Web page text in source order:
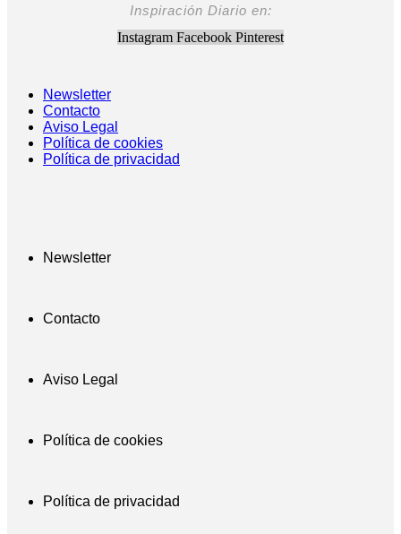
Inspiración Diario en:
Instagram Facebook Pinterest
Newsletter
Contacto
Aviso Legal
Política de cookies
Política de privacidad
Newsletter
Contacto
Aviso Legal
Política de cookies
Política de privacidad